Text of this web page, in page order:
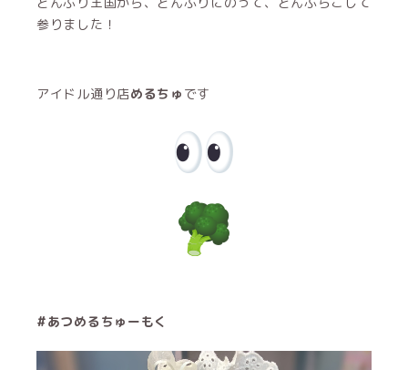
参りました！
アイドル通り店めるちゅ です
#あつめるちゅーもく